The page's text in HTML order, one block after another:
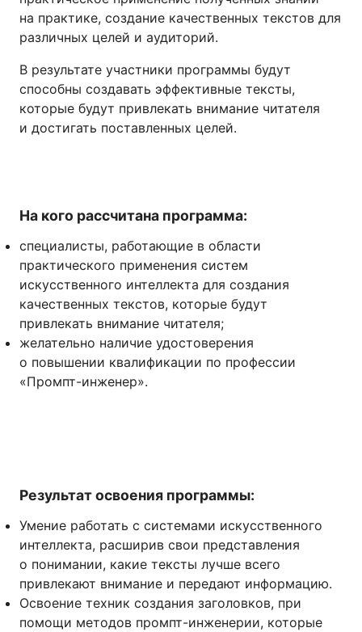
на практике, создание качественных текстов для
различных целей и аудиторий.
В результате участники программы будут
способны создавать эффективные тексты,
которые будут привлекать внимание читателя
и достигать поставленных целей.
На кого рассчитана программа:
специалисты, работающие в области
практического применения систем
искусственного интеллекта для создания
качественных текстов, которые будут
привлекать внимание читателя;
желательно наличие удостоверения
о повышении квалификации по профессии
«Промпт-инженер».
Результат освоения программы:
Умение работать с системами искусственного
интеллекта, расширив свои представления
о понимании, какие тексты лучше всего
привлекают внимание и передают информацию.
Освоение техник создания заголовков, при
помощи методов промпт-инженерии, которые